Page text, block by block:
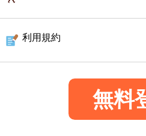
利用規約
無料